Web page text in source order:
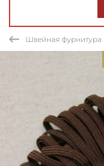
Швейная фурнитура